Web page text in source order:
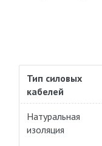
Тип силовых
кабелей
Натуральная
изоляция